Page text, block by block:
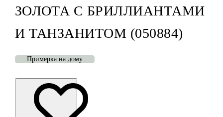
ЗОЛОТА С БРИЛЛИАНТАМИ
И ТАНЗАНИТОМ (050884)
Примерка на дому